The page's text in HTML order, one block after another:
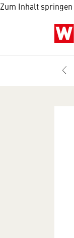
Zum Inhalt springen